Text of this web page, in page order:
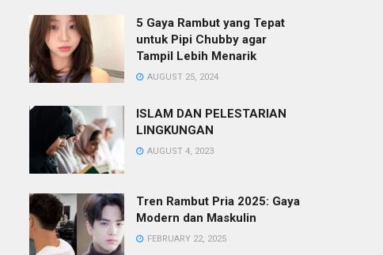
5 Gaya Rambut yang Tepat
untuk Pipi Chubby agar
Tampil Lebih Menarik
AUGUST 25, 2024
ISLAM DAN PELESTARIAN
LINGKUNGAN
AUGUST 4, 2023
Tren Rambut Pria 2025: Gaya
Modern dan Maskulin
FEBRUARY 22, 2025